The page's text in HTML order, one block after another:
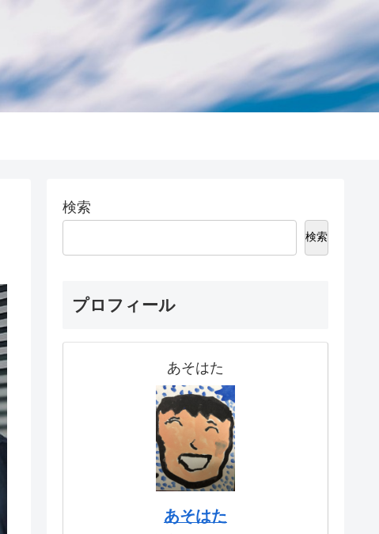
検索
検索
プロフィール
あそはた
あそはた